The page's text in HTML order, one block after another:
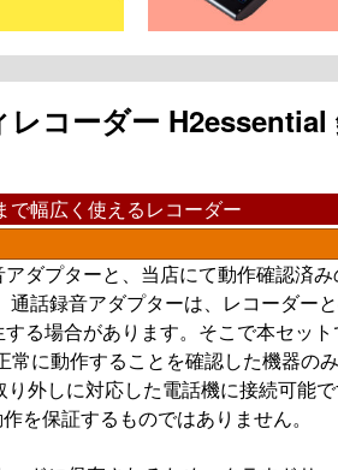
コーダー H2essential
で幅広く使えるレコーダー
ダプターと、当店にて動作確認済
通話録音アダプターは、レコーダー
する場合があります。そこで本セッ
常に動作することを確認した機器の
外しに対応した電話機に接続可能で
を保証するものではありません。